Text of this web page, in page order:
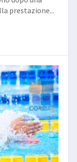
prestazione...